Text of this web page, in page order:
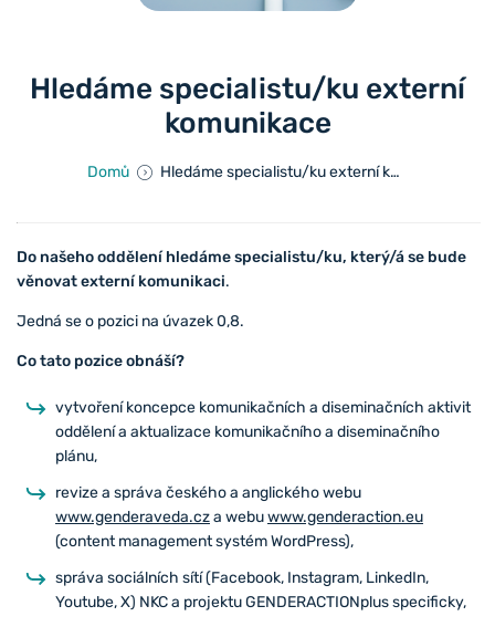
Hledáme specialistu/ku externí
komunikace
Domů Hledáme specialistu/ku externí komunikace
Do našeho oddělení hledáme specialistu/ku, který/á se bude
věnovat externí komunikaci.
Jedná se o pozici na úvazek 0,8.
Co tato pozice obnáší?
vytvoření koncepce komunikačních a diseminačních aktivit
oddělení a aktualizace komunikačního a diseminačního
plánu,
revize a správa českého a anglického webu
www.genderaveda.cza webuwww.genderaction.eu
(content management systém WordPress),
správa sociálních sítí (Facebook, Instagram, LinkedIn,
Youtube, X) NKC a projektu GENDERACTIONplus specificky,